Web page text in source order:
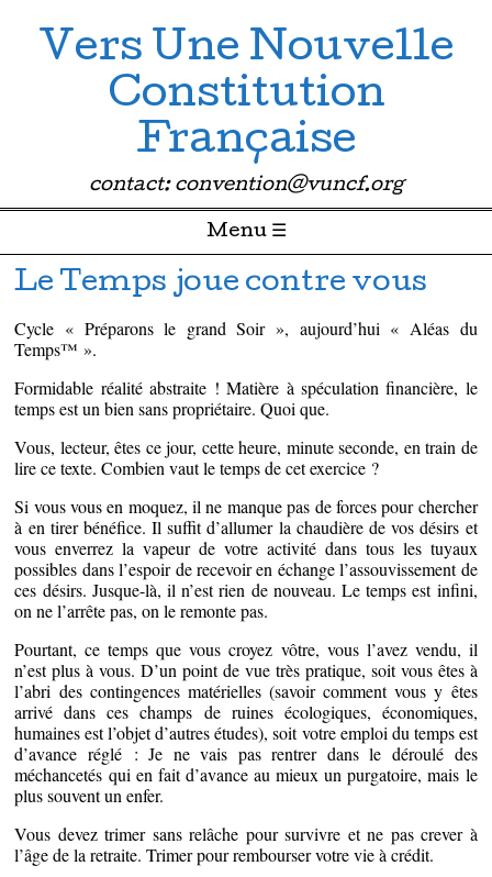
Vers Une Nouvelle
Constitution
Française
contact: convention@vuncf.org
Menu ☰
Passer directement au contenu
Le Temps joue contre vous
Cycle « Préparons le grand Soir », aujourd’hui « Aléas du
Temps™ ».
Formidable réalité abstraite ! Matière à spéculation financière, le
temps est un bien sans propriétaire. Quoi que.
Vous, lecteur, êtes ce jour, cette heure, minute seconde, en train de
lire ce texte. Combien vaut le temps de cet exercice ?
Si vous vous en moquez, il ne manque pas de forces pour chercher
à en tirer bénéfice. Il suffit d’allumer la chaudière de vos désirs et
vous enverrez la vapeur de votre activité dans tous les tuyaux
possibles dans l’espoir de recevoir en échange l’assouvissement de
ces désirs. Jusque-là, il n’est rien de nouveau. Le temps est infini,
on ne l’arrête pas, on le remonte pas.
Pourtant, ce temps que vous croyez vôtre, vous l’avez vendu, il
n’est plus à vous. D’un point de vue très pratique, soit vous êtes à
l’abri des contingences matérielles (savoir comment vous y êtes
arrivé dans ces champs de ruines écologiques, économiques,
humaines est l’objet d’autres études), soit votre emploi du temps est
d’avance réglé : Je ne vais pas rentrer dans le déroulé des
méchancetés qui en fait d’avance au mieux un purgatoire, mais le
plus souvent un enfer.
Vous devez trimer sans relâche pour survivre et ne pas crever à
l’âge de la retraite. Trimer pour rembourser votre vie à crédit.